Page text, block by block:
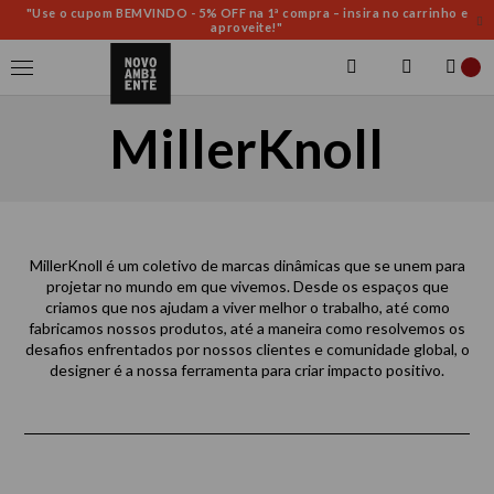
"Use o cupom BEMVINDO - 5% OFF na 1ª compra – insira no carrinho e
aproveite!"
MillerKnoll
MillerKnoll é um coletivo de marcas dinâmicas que se unem para
projetar no mundo em que vivemos. Desde os espaços que
criamos que nos ajudam a viver melhor o trabalho, até como
fabricamos nossos produtos, até a maneira como resolvemos os
desafios enfrentados por nossos clientes e comunidade global, o
designer é a nossa ferramenta para criar impacto positivo.